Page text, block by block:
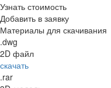
Узнать стоимость
Добавить в заявку
Материалы для скачивания
.dwg
2D файл
скачать
.rar